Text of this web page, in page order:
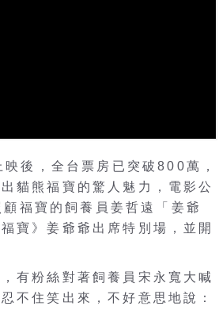
後，全台票房已突破800萬，
貓熊福寶的驚人魅力，電影公
福寶的飼養員姜哲遠「姜爺
寶》姜爺爺出席特別場，並開
有粉絲對著飼養員宋永寬大喊
不住笑出來，不好意思地說：